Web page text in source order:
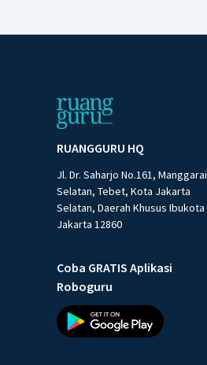
RUANGGURU HQ
Jl. Dr. Saharjo No.161, Manggarai
Selatan, Tebet, Kota Jakarta
Selatan, Daerah Khusus Ibukota
Jakarta 12860
Coba GRATIS Aplikasi
Roboguru